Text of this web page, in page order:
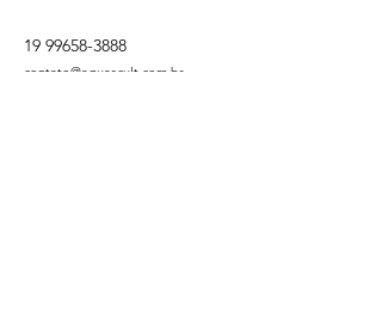
19 99658-3888
contato@aguascult.com.br